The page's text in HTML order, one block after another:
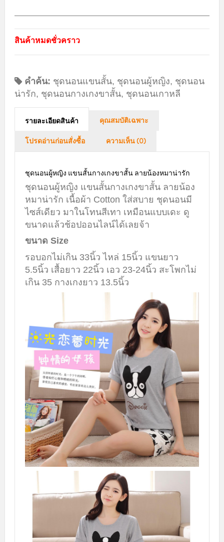
สินค้าหมดชั่วคราว
คำค้น: ชุดนอนแขนสั้น, ชุดนอนผู้หญิง, ชุดนอน
น่ารัก, ชุดนอนกางเกงขาสั้น, ชุดนอนเกาหลี
รายละเอียดสินค้า คุณสมบัติเฉพาะ
โปรดอ่านก่อนสั่งซื้อ ความเห็น (0)
ชุดนอนผู้หญิง แขนสั้นกางเกงขาสั้น ลายน้องหมาน่ารัก
ชุดนอนผู้หญิง แขนสั้นกางเกงขาสั้น ลายน้อง
หมาน่ารัก เนื้อผ้า Cotton ใส่สบาย ชุดนอนมี
ไซส์เดียว มาในโทนสีเทา เหมือนแบบเดะ ดู
ขนาดแล้วช้อปออนไลน์ได้เลยจ้า
ขนาด Size
รอบอกไม่เกิน 33นิ้ว ไหล่ 15นิ้ว แขนยาว
5.5นิ้ว เสื้อยาว 22นิ้ว เอว 23-24นิ้ว สะโพกไม่
เกิน 35 กางเกงยาว 13.5นิ้ว